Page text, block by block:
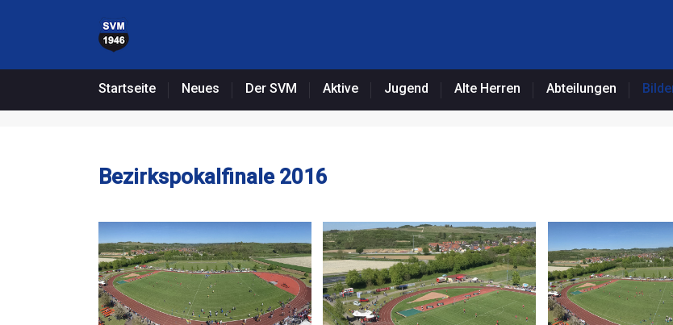
Startseite Neues Der SVM Aktive Jugend Alte Herren Abteilungen
Bezirkspokalfinale 2016